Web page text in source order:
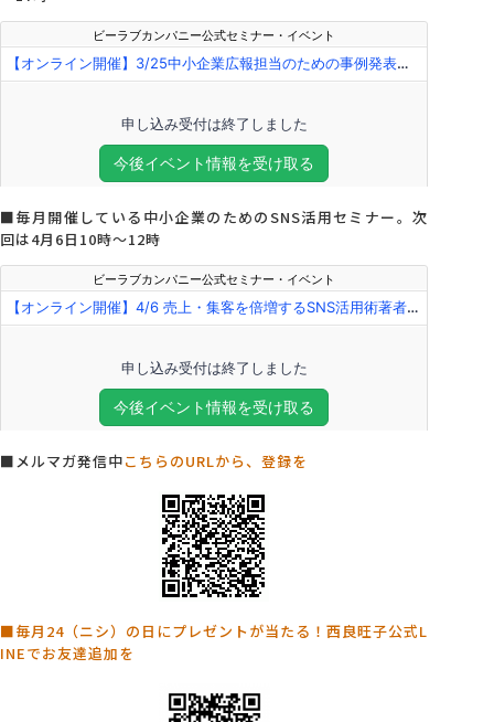
■毎月開催している中小企業のためのSNS活用セミナー。次
回は4月6日10時～12時
■メルマガ発信中こちらのURLから、登録を
■毎月24（ニシ）の日にプレゼントが当たる！西良旺子公式L
INEでお友達追加を